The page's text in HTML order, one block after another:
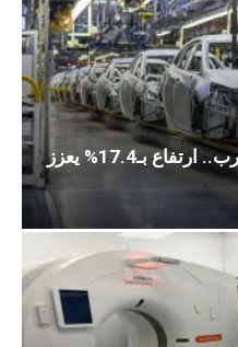
السيارات تقود صادرات المغرب.. ارتفاع بـ17.4% يعزز